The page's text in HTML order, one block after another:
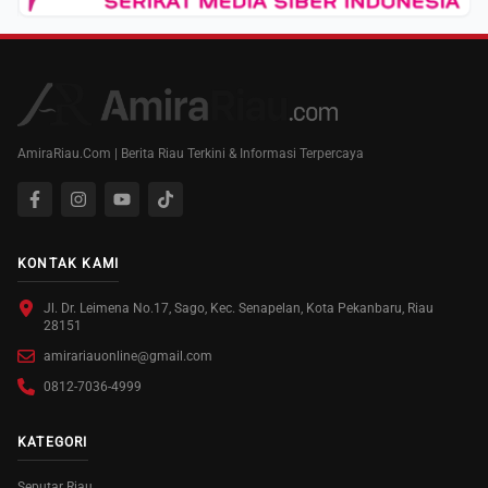
AmiraRiau.Com | Berita Riau Terkini & Informasi Terpercaya
KONTAK KAMI
Jl. Dr. Leimena No.17, Sago, Kec. Senapelan, Kota Pekanbaru, Riau
28151
amirariauonline@gmail.com
0812-7036-4999
KATEGORI